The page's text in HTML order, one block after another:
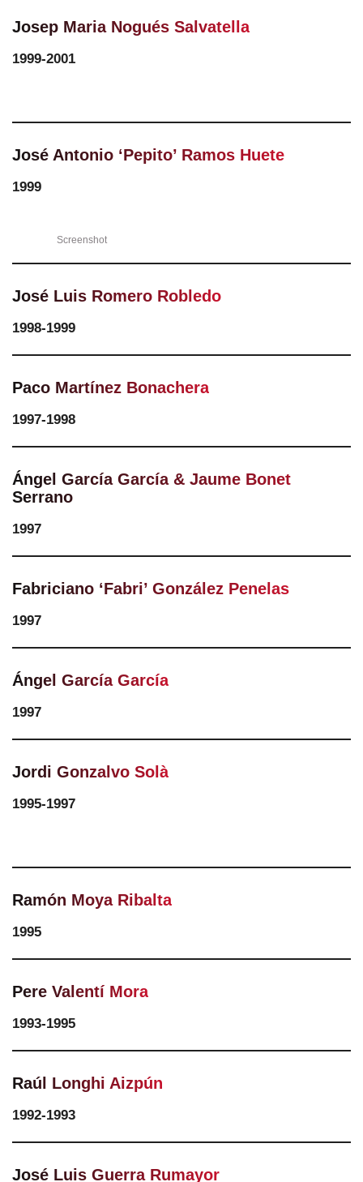
Josep Maria Nogués Salvatella
1999-2001
José Antonio ‘Pepito’ Ramos Huete
1999
Screenshot
José Luis Romero Robledo
1998-1999
Paco Martínez Bonachera
1997-1998
Ángel García García & Jaume Bonet
Serrano
1997
Fabriciano ‘Fabri’ González Penelas
1997
Ángel García García
1997
Jordi Gonzalvo Solà
1995-1997
Ramón Moya Ribalta
1995
Pere Valentí Mora
1993-1995
Raúl Longhi Aizpún
1992-1993
José Luis Guerra Rumayor